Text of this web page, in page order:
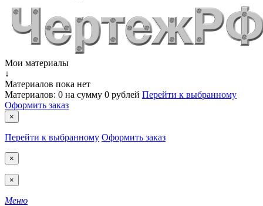
Мои материалы
↓
Материалов пока нет
Материалов: 0 на сумму 0 рублей Перейти к выбранному
Оформить заказ
×
Перейти к выбранному Оформить заказ
×
×
Меню